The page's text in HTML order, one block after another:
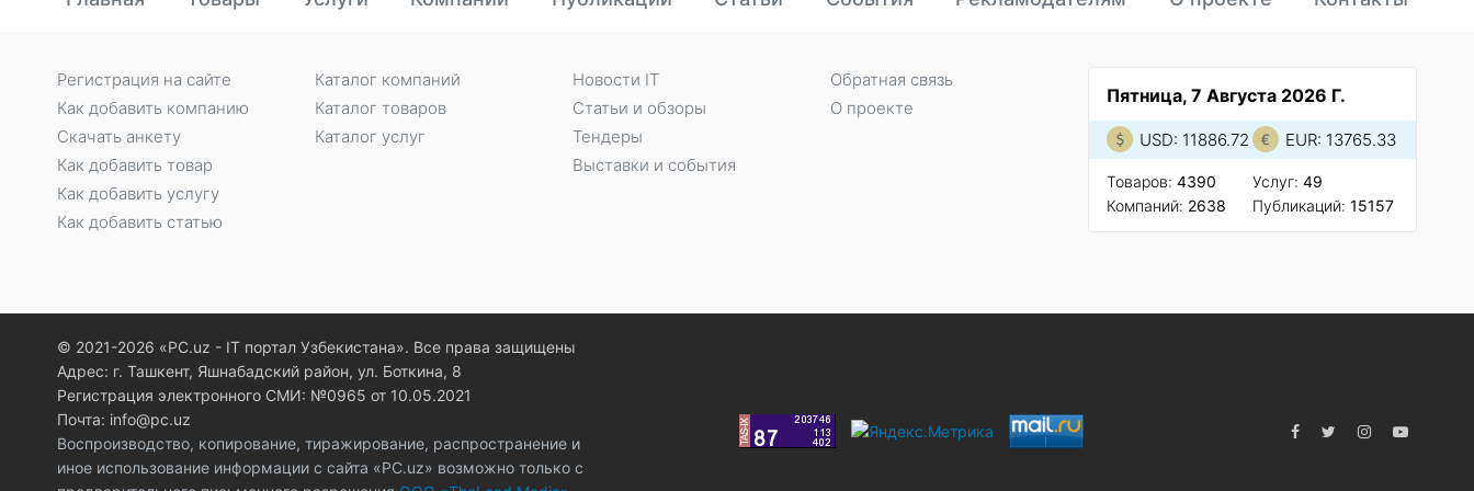
Пятница, 7 Августа 2026 Г.
USD: 11886.72 EUR: 13765.33
Товаров: 4390
Компаний: 2638
Услуг: 49
Публикаций: 15157
Регистрация на сайте
Как добавить компанию
Скачать анкету
Как добавить товар
Как добавить услугу
Как добавить статью
Каталог компаний
Каталог товаров
Каталог услуг
Новости IT
Статьи и обзоры
Тендеры
Выставки и события
Обратная связь
О проекте
© 2021-2026 «PC.uz - IT портал Узбекистана». Все права защищены
Адрес: г. Ташкент, Яшнабадский район, ул. Боткина, 8
Регистрация электронного СМИ: №0965 от 10.05.2021
Почта: info@pc.uz
Воспроизводство, копирование, тиражирование, распространение и
иное использование информации с сайта «PC.uz» возможно только с